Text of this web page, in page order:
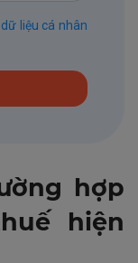
liệu cá nhân
hợp
hiện